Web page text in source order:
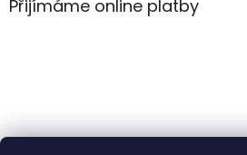
aPřijímáme online platby